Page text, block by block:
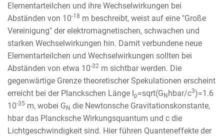
Elementarteilchen und ihre Wechselwirkungen bei
Abständen von 10-18 m beschreibt, weist auf eine "Große
Vereinigung" der elektromagnetischen, schwachen und
starken Wechselwirkungen hin. Damit verbundene neue
Elementarteilchen und Wechselwirkungen sollten bei
Abständen von etwa 10-32 m sichtbar werden. Die
gegenwärtige Grenze theoretischer Spekulationen erscheint
erreicht bei der Planckschen Länge lp=sqrt(GNhbar/c3)=1.6
10-35 m, wobei GN die Newtonsche Gravitationskonstante,
hbar das Plancksche Wirkungsquantum und c die
Lichtgeschwindigkeit sind. Hier führen Quanteneffekte der